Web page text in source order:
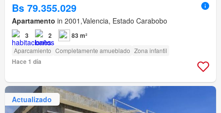
Bs 79.355.029
Apartamento in 2001,Valencia, Estado Carabobo
3 2 83 m²
Aparcamiento Completamente amueblado Zona infantil
Hace 1 día
Actualizado